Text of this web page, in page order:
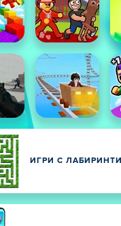
ИГРИ С ЛАБИРИНТИ